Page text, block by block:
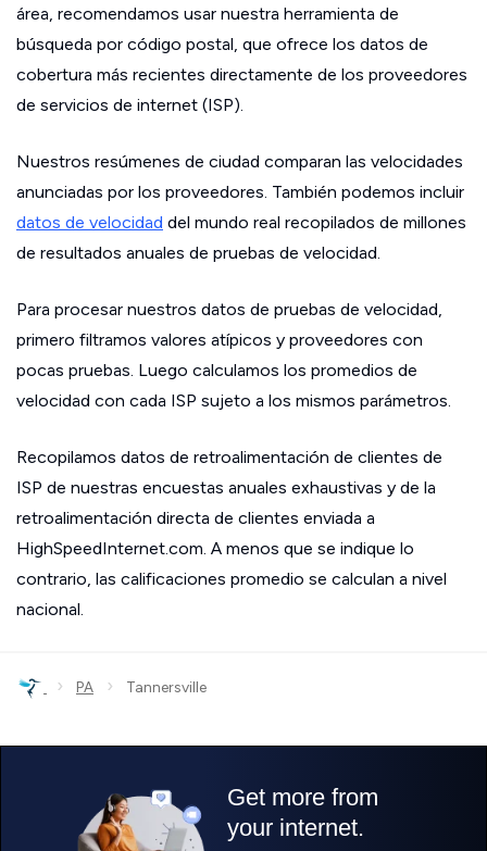
área, recomendamos usar nuestra herramienta de
búsqueda por código postal, que ofrece los datos de
cobertura más recientes directamente de los proveedores
de servicios de internet (ISP).
Nuestros resúmenes de ciudad comparan las velocidades
anunciadas por los proveedores. También podemos incluir
datos de velocidad del mundo real recopilados de millones
de resultados anuales de pruebas de velocidad.
Para procesar nuestros datos de pruebas de velocidad,
primero filtramos valores atípicos y proveedores con
pocas pruebas. Luego calculamos los promedios de
velocidad con cada ISP sujeto a los mismos parámetros.
Recopilamos datos de retroalimentación de clientes de
ISP de nuestras encuestas anuales exhaustivas y de la
retroalimentación directa de clientes enviada a
HighSpeedInternet.com. A menos que se indique lo
contrario, las calificaciones promedio se calculan a nivel
nacional.
› PA › Tannersville